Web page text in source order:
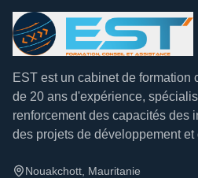
EST est un cabinet de formation
de 20 ans d'expérience,
renforcement des capacités des
des projets de développement et
Nouakchott, Mauritanie